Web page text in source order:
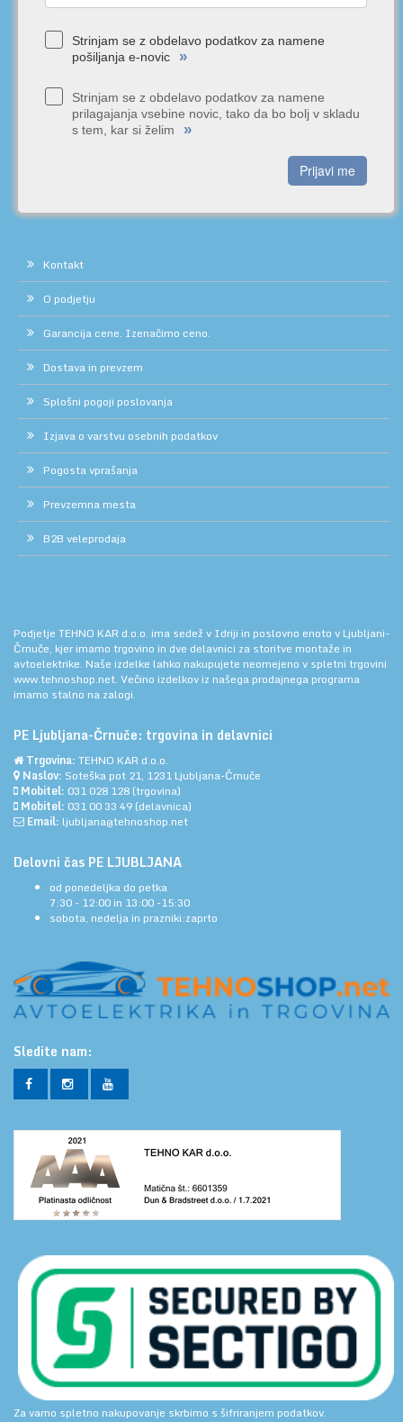
Strinjam se z obdelavo podatkov za namene
pošiljanja e-novic
»
Strinjam se z obdelavo podatkov za namene
prilagajanja vsebine novic, tako da bo bolj v skladu
s tem, kar si želim
»
Prijavi me
Kontakt
O podjetju
Garancija cene. Izenačimo ceno.
Dostava in prevzem
Splošni pogoji poslovanja
Izjava o varstvu osebnih podatkov
Pogosta vprašanja
Prevzemna mesta
B2B veleprodaja
Podjetje TEHNO KAR d.o.o. ima sedež v Idriji in poslovno enoto v Ljubljani-
Črnuče, kjer imamo trgovino in dve delavnici za storitve montaže in
avtoelektrike. Naše izdelke lahko nakupujete neomejeno v spletni trgovini
www.tehnoshop.net. Večino izdelkov iz našega prodajnega programa
imamo stalno na zalogi.
PE Ljubljana-Črnuče: trgovina in delavnici
Trgovina: TEHNO KAR d.o.o.
Naslov: Soteška pot 21, 1231 Ljubljana-Črnuče
Mobitel: 031 028 128 (trgovina)
Mobitel: 031 00 33 49 (delavnica)
Email: ljubljana@tehnoshop.net
Delovni čas PE LJUBLJANA
od ponedeljka do petka
7:30 - 12:00 in 13:00 -15:30
sobota, nedelja in prazniki:zaprto
Sledite nam:
Za varno spletno nakupovanje skrbimo s šifriranjem podatkov.